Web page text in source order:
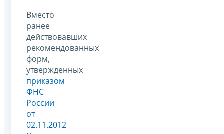
Вместо
ранее
действовавших
рекомендованных
форм,
утвержденных
приказом
ФНС
России
от
02.11.2012